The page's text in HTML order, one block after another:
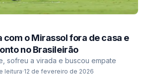
com o Mirassol fora de casa e
no Brasileirão
sofreu a virada e buscou empate
leitura·12 de fevereiro de 2026